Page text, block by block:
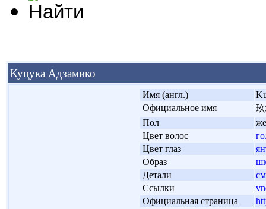
Куцука Адзамико
Имя (англ.)
Официальное имя
Пол
Цвет волос
Цвет глаз
Образ
Детали
Ссылки
Официальная страница